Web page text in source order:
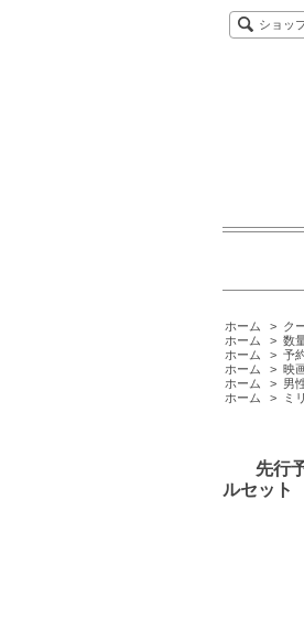
ショッ
ホーム > ク
ホーム
> 数
ホーム
> 予
ホーム
> 映
ホーム
> 男
ホーム
> ミ
先行
ルセット